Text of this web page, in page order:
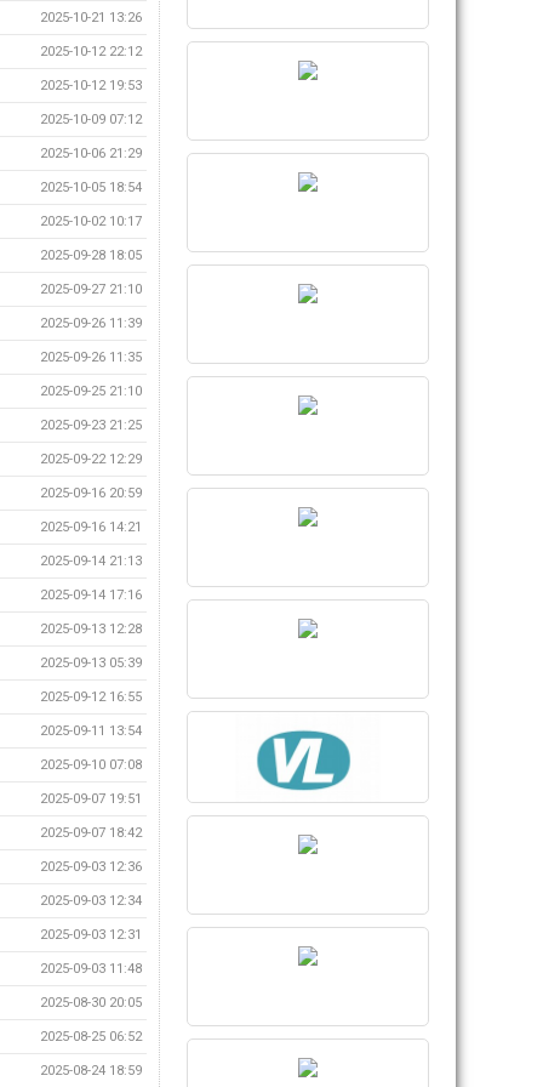
2025-10-21 13:26
2025-10-12 22:12
2025-10-12 19:53
2025-10-09 07:12
2025-10-06 21:29
2025-10-05 18:54
2025-10-02 10:17
2025-09-28 18:05
2025-09-27 21:10
2025-09-26 11:39
2025-09-26 11:35
2025-09-25 21:10
2025-09-23 21:25
2025-09-22 12:29
2025-09-16 20:59
2025-09-16 14:21
2025-09-14 21:13
2025-09-14 17:16
2025-09-13 12:28
2025-09-13 05:39
2025-09-12 16:55
2025-09-11 13:54
2025-09-10 07:08
2025-09-07 19:51
2025-09-07 18:42
2025-09-03 12:36
2025-09-03 12:34
2025-09-03 12:31
2025-09-03 11:48
2025-08-30 20:05
2025-08-25 06:52
2025-08-24 18:59